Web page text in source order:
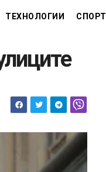
ТЕХНОЛОГИИ СПОРТ